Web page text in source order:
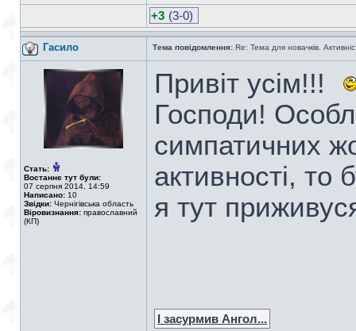
+3 (3-0)
Гасило Тема повідомлення: Re: Тема для новачків.
Стать:
Востаннє тут були:
07 серпня 2014, 14:59
Написано: 10
Звідки: Чернігівська область
Віровизнання: православний
(КП)
Привіт усім!!!
Господи!
симпатичних
активності, то
я тут
І засурмив Ангол...